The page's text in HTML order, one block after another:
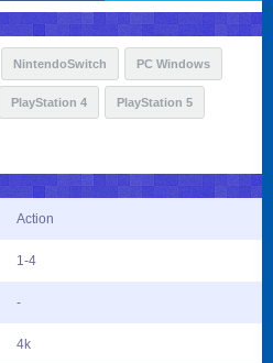
NintendoSwitch PC Windows
PlayStation 4 PlayStation 5
Action
1-4
-
4k